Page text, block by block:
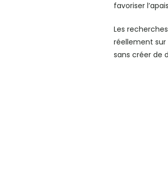
favoriser
Les
réellement sur
sans créer de